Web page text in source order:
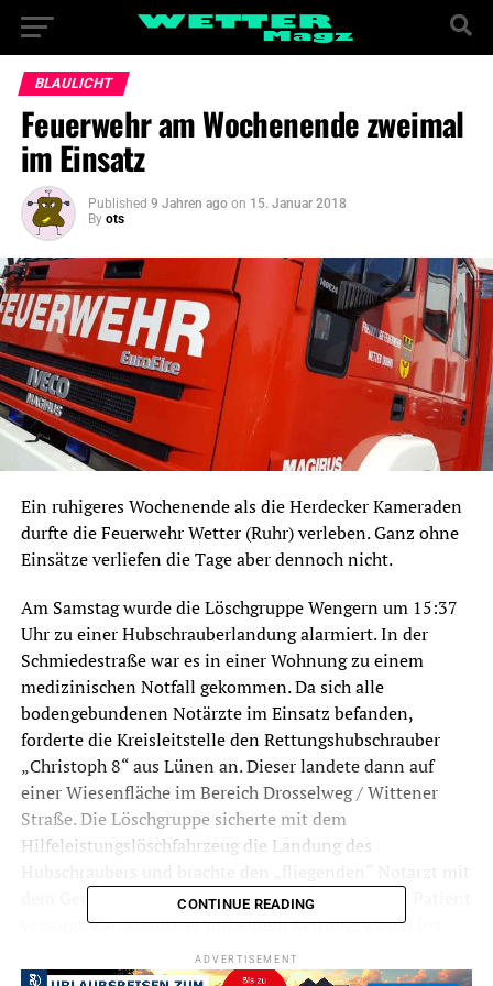
BLAULICHT
Feuerwehr am Wochenende zweimal
im Einsatz
Published 9 Jahren ago on 15. Januar 2018
By ots
Ein ruhigeres Wochenende als die Herdecker Kameraden
durfte die Feuerwehr Wetter (Ruhr) verleben. Ganz ohne
Einsätze verliefen die Tage aber dennoch nicht.
Am Samstag wurde die Löschgruppe Wengern um 15:37
Uhr zu einer Hubschrauberlandung alarmiert. In der
Schmiedestraße war es in einer Wohnung zu einem
medizinischen Notfall gekommen. Da sich alle
bodengebundenen Notärzte im Einsatz befanden,
forderte die Kreisleitstelle den Rettungshubschrauber
„Christoph 8“ aus Lünen an. Dieser landete dann auf
einer Wiesenfläche im Bereich Drosselweg / Wittener
Straße. Die Löschgruppe sicherte mit dem
Hilfeleistungslöschfahrzeug die Landung des
dem Gerätewagen zur Einsatzstelle. Nachdem der Patient
versorgt war, konnte er mit einem Rettungswagen ins
Krankenhaus gefahren werden. Die Feuerwehr fuhr die
Besatzung des Rettungshubschraubers wieder zum
CONTINUE READING
ADVERTISEMENT